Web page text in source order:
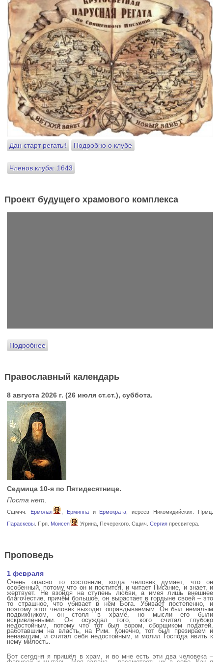
Дан старт регаты! Подробно о клубе
Членов клуба: 1643
Проект будущего храмового комплекса
Подробнее
Православный календарь
8 августа 2026 г. (26 июля ст.ст.), суббота.
Седмица 10-я по Пятидесятнице.
Поста нет.
Сщмчч. Ермолая Ермиппаи Ермократа , иереев Никомидийских. Прмц.
Параскевы. Прп. Моисея Угрина, Печерского. Сщмч. Сергияпресвитера.
Проповедь
1 февраля
Очень опасно то состояние, когда человек думает, что он
особенный, потому что он и постится, и читает Писание, и знает, и
жертвует. Не взойдя на ступень любви, а имея лишь внешнее
благочестие, причём большое, он вырастает в гордыне своей – это
то страшное, что убивает в нём Бога. Убивает постепенно, и
поэтому этот человек выходит оправдываемым. Он был немалым
подвижником, он стоял в храме, но мысли его были
искривлёнными. Он осуждал того, кого считал глубоко
недостойным, потому что тот был вором, сборщиком податей,
работавшим на власть, на Рим. Конечно, тот был презираем и
ненавидим, и считал себя недостойным, и молил Господа явить к
нему милость.
Вот сегодня я пришёл в храм, и во мне есть эти два человека –